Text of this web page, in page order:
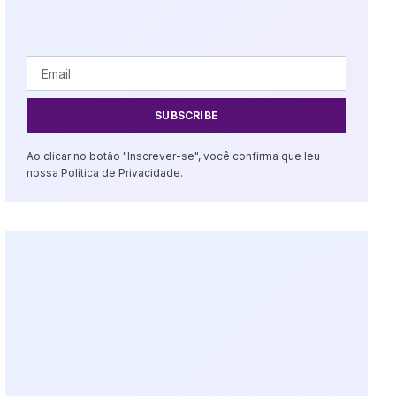
SUBSCRIBE
Ao clicar no botão "Inscrever-se", você confirma que leu
nossa Política de Privacidade.